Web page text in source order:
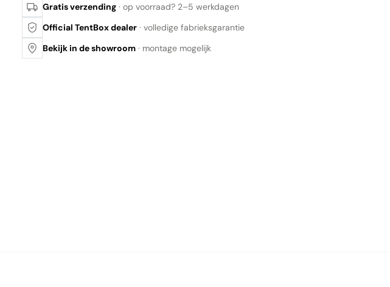
Gratis verzending · op voorraad? 2–5 werkdagen
Official TentBox dealer · volledige fabrieksgarantie
Bekijk in de showroom · montage mogelijk